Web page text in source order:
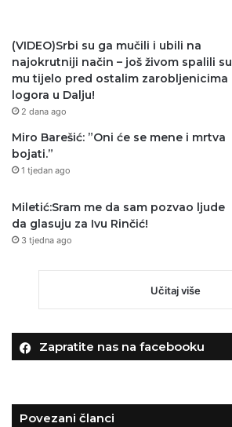
(VIDEO)Srbi su ga mučili i ubili na
najokrutniji način – još živom spalili su
mu tijelo pred ostalim zarobljenicima
logora u Dalju!
2 dana ago
Miro Barešić: ”Oni će se mene i mrtva
bojati.”
1 tjedan ago
Miletić:Sram me da sam pozvao ljude
da glasuju za Ivu Rinčić!
3 tjedna ago
Učitaj više
Zapratite nas na facebooku
Povezani članci